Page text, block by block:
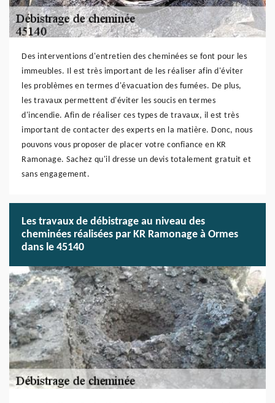
Des interventions d'entretien des cheminées se font pour les
immeubles. Il est très important de les réaliser afin d'éviter
les problèmes en termes d'évacuation des fumées. De plus,
les travaux permettent d'éviter les soucis en termes
d'incendie. Afin de réaliser ces types de travaux, il est très
important de contacter des experts en la matière. Donc, nous
pouvons vous proposer de placer votre confiance en KR
Ramonage. Sachez qu'il dresse un devis totalement gratuit et
sans engagement.
Les travaux de débistrage au niveau des
cheminées réalisées par KR Ramonage à Ormes
dans le 45140